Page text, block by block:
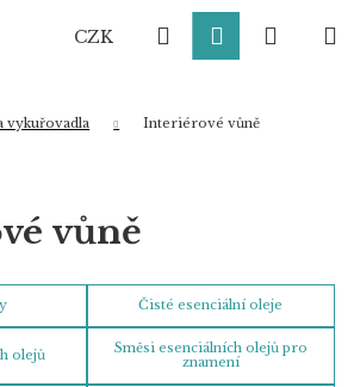
CZK HledatPřihlášení
vykuřovadla Interiérové vůně
vůně
Čisté esenciální oleje
olejů
Směsi esenciálních olejů pro
znamení